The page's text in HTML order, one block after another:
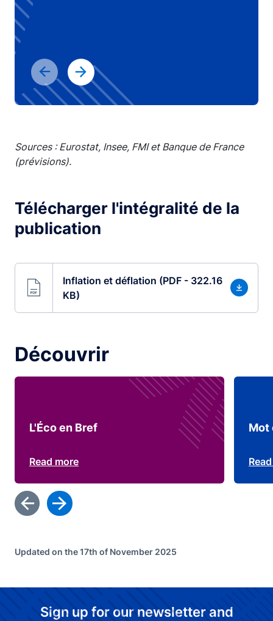
Sources : Eurostat, Insee, FMI et Banque de France
(prévisions).
Télécharger l'intégralité de la
publication
Inflation et déflation (PDF - 322.16
KB)
Découvrir
L'Éco en Bref
Read more
Mot
Updated on the 17th of November 2025
Sign up for our newsletter and